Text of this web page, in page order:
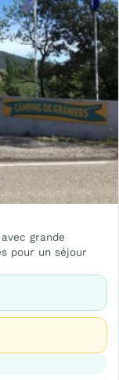
grande
pour un séjour